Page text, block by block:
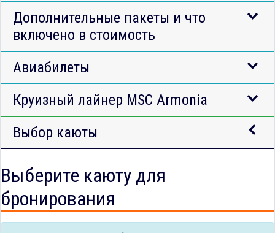
Дополнительные пакеты и что
включено в стоимость
Авиабилеты
Круизный лайнер MSC Armonia
Выбор каюты
Выберите каюту для
бронирования